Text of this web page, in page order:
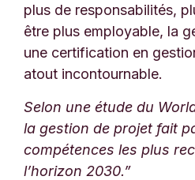
plus de responsabilités,
être plus employable, la
une certification en
atout incontournable.
Selon une étude du
la gestion de projet fait
compétences les plus
l’horizon 2030.”